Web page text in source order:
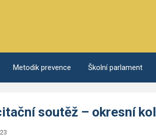
Metodik prevence Školní parlament
soutěž – okresní